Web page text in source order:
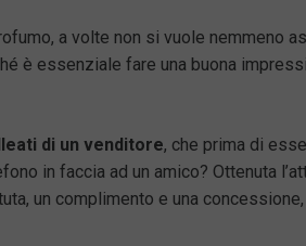
a volte non si vuole nemmeno
è essenziale fare una buona
di un venditore, che prima di
in faccia ad un amico? Ottenuta
un complimento e una